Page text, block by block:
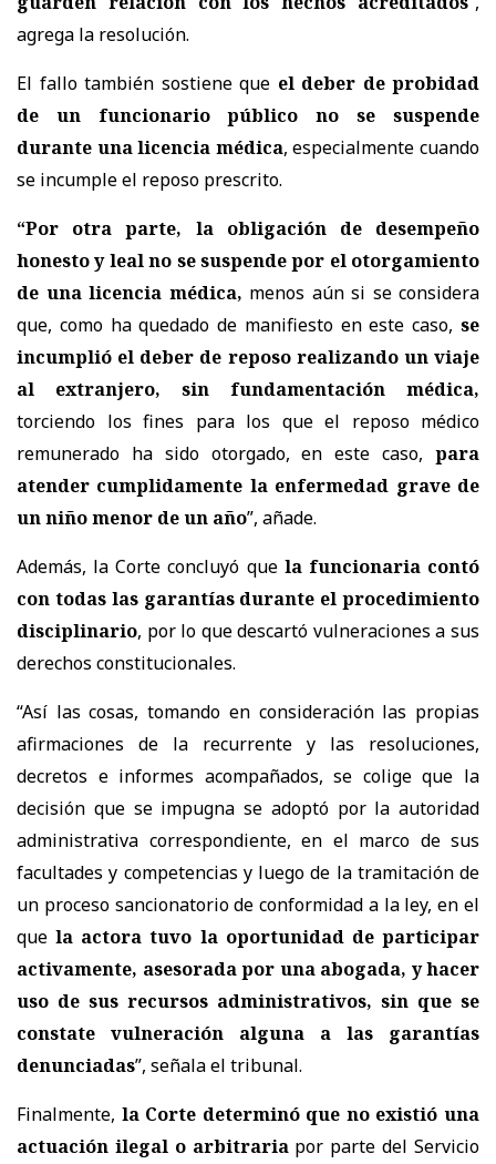
agrega la resolución.
El fallo también sostiene que el deber de probidad
de un funcionario público no se suspende
durante una licencia médica, especialmente cuando
se incumple el reposo prescrito.
“Por otra parte, la obligación de desempeño
honesto y leal no se suspende por el otorgamiento
de una licencia médica, menos aún si se considera
que, como ha quedado de manifiesto en este caso, se
incumplió el deber de reposo realizando un viaje
al extranjero, sin fundamentación médica,
torciendo los fines para los que el reposo médico
remunerado ha sido otorgado, en este caso, para
atender cumplidamente la enfermedad grave de
un niño menor de un año”, añade.
Además, la Corte concluyó que la funcionaria contó
con todas las garantías durante el procedimiento
disciplinario, por lo que descartó vulneraciones a sus
derechos constitucionales.
“Así las cosas, tomando en consideración las propias
afirmaciones de la recurrente y las resoluciones,
decretos e informes acompañados, se colige que la
decisión que se impugna se adoptó por la autoridad
administrativa correspondiente, en el marco de sus
facultades y competencias y luego de la tramitación de
un proceso sancionatorio de conformidad a la ley, en el
que la actora tuvo la oportunidad de participar
activamente, asesorada por una abogada, y hacer
uso de sus recursos administrativos, sin que se
constate vulneración alguna a las garantías
denunciadas”, señala el tribunal.
Finalmente, la Corte determinó que no existió una
actuación ilegal o arbitrariapor parte del Servicio